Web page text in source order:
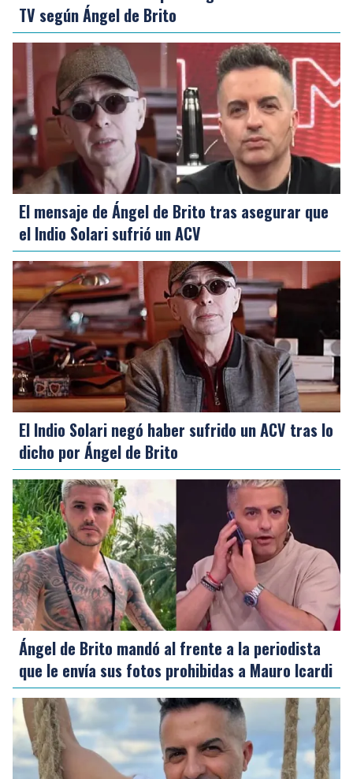
TV según Ángel de Brito
El mensaje de Ángel de Brito tras asegurar que
el Indio Solari sufrió un ACV
El Indio Solari negó haber sufrido un ACV tras lo
dicho por Ángel de Brito
Ángel de Brito mandó al frente a la periodista
que le envía sus fotos prohibidas a Mauro Icardi